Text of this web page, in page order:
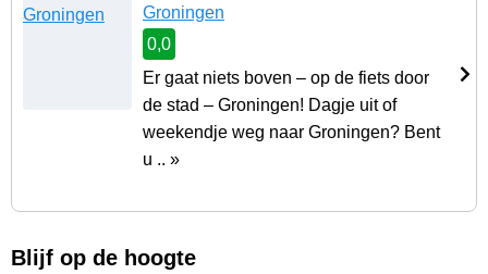
Groningen
0,0
Er gaat niets boven – op de fiets door
de stad – Groningen! Dagje uit of
weekendje weg naar Groningen? Bent
u .. »
Blijf op de hoogte